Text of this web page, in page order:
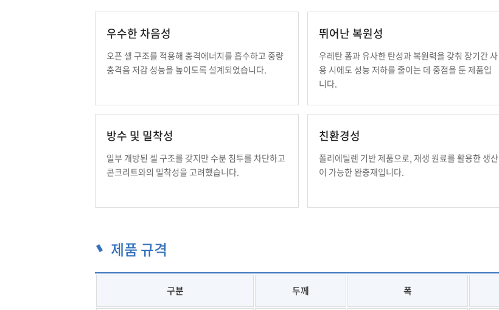
우수한 차음성
오픈 셀 구조를 적용해 충격에너지를 흡수하고 중량
충격음 저감 성능을 높이도록 설계되었습니다.
뛰어난 복원성
우레탄 폼과 유사한 탄성과 복원력을 갖춰 장기간 사
용 시에도 성능 저하를 줄이는 데 중점을 둔 제품입
니다.
방수 및 밀착성
일부 개방된 셀 구조를 갖지만 수분 침투를 차단하고
콘크리트와의 밀착성을 고려했습니다.
친환경성
폴리에틸렌 기반 제품으로, 재생 원료를 활용한 생산
이 가능한 완충재입니다.
제품 규격
구분 두께 폭